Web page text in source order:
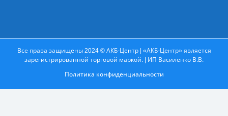
Все права защищены 2024 © АКБ-Центр | «АКБ-Центр» является
зарегистрированной торговой маркой. | ИП Василенко В.В.
Политика конфиденциальности